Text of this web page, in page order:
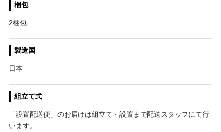
梱包
2梱包
製造国
日本
組立て式
「設置配送便」のお届けは組立て・設置まで配送スタッフにて行
います。